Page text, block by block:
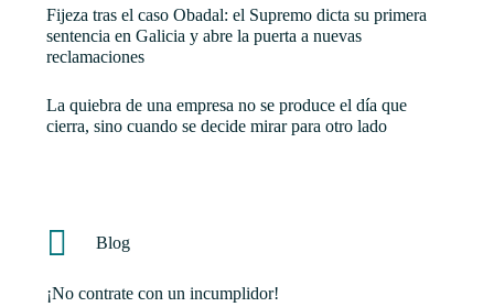
Fijeza tras el caso Obadal: el Supremo dicta su primera
sentencia en Galicia y abre la puerta a nuevas
reclamaciones
La quiebra de una empresa no se produce el día que
cierra, sino cuando se decide mirar para otro lado
Blog
¡No contrate con un incumplidor!